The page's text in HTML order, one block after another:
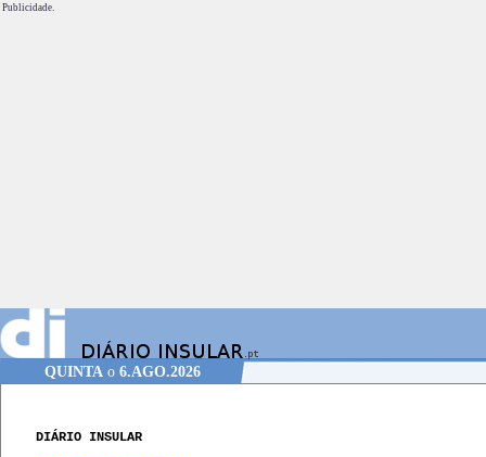
Publicidade.
QUINTAo 6.AGO.2026
DIÁRIO INSULAR